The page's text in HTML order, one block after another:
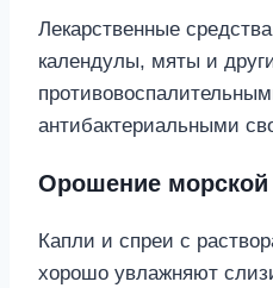
Лекарственные
календулы, мяты и
антибактериальными
Орошение морской
Капли и спреи с
хорошо увлажняют